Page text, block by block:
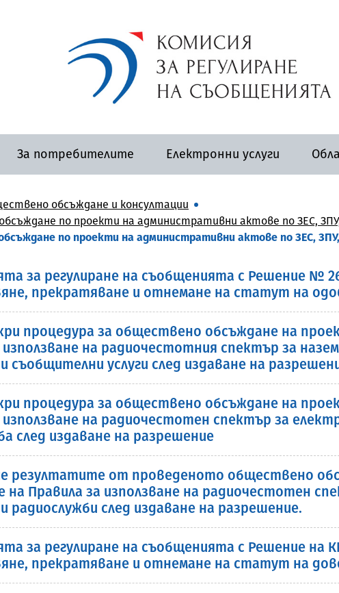
За потребителите Електронни услуги
обсъждане и консултации
по проекти на административни актове по ЗЕС,
по проекти на административни актове по ЗЕС,
за регулиране на съобщенията с Решение №
прекратяване и отнемане на статут на
процедура за обществено обсъждане на
използване на радиочестотния спектър за
съобщителни услуги след издаване на
процедура за обществено обсъждане на
използване на радиочестотен спектър за
след издаване на разрешение
резултатите от проведеното обществено
на Правила за използване на радиочестотен
радиослужби след издаване на разрешение.
за регулиране на съобщенията с Решение на
прекратяване и отнемане на статут на